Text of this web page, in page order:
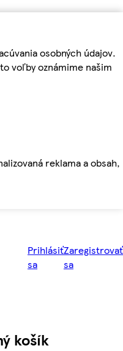
osobných údajov.
voľby oznámime našim
reklama a obsah,
Prihlásiť
sa
Zaregistrovať
sa
košík